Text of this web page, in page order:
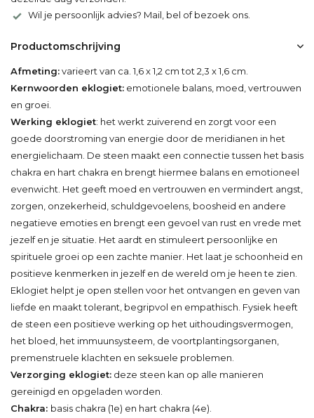
Wil je persoonlijk advies? Mail, bel of bezoek ons.
Productomschrijving
Afmeting:varieert van ca. 1,6 x 1,2 cm tot 2,3 x 1,6 cm.
Kernwoorden eklogiet: emotionele balans, moed, vertrouwen
en groei.
Werking eklogiet: het werkt zuiverend en zorgt voor een
goede doorstroming van energie door de meridianen in het
energielichaam. De steen maakt een connectie tussen het basis
chakra en hart chakra en brengt hiermee balans en emotioneel
evenwicht. Het geeft moed en vertrouwen en vermindert angst,
zorgen, onzekerheid, schuldgevoelens, boosheid en andere
negatieve emoties en brengt een gevoel van rust en vrede met
jezelf en je situatie. Het aardt en stimuleert persoonlijke en
spirituele groei op een zachte manier. Het laat je schoonheid en
positieve kenmerken in jezelf en de wereld om je heen te zien.
Eklogiet helpt je open stellen voor het ontvangen en geven van
liefde en maakt tolerant, begripvol en empathisch. Fysiek heeft
de steen een positieve werking op het uithoudingsvermogen,
het bloed, het immuunsysteem, de voortplantingsorganen,
premenstruele klachten en seksuele problemen.
Verzorging eklogiet: deze steen kan op alle manieren
gereinigd en opgeladen worden.
Chakra: basis chakra (1e) en hart chakra (4e).